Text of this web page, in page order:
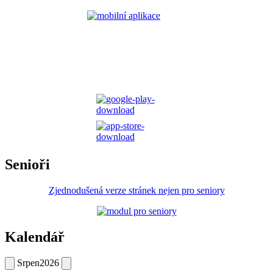
Senioři
Zjednodušená verze stránek nejen pro seniory
Kalendář
Srpen2026